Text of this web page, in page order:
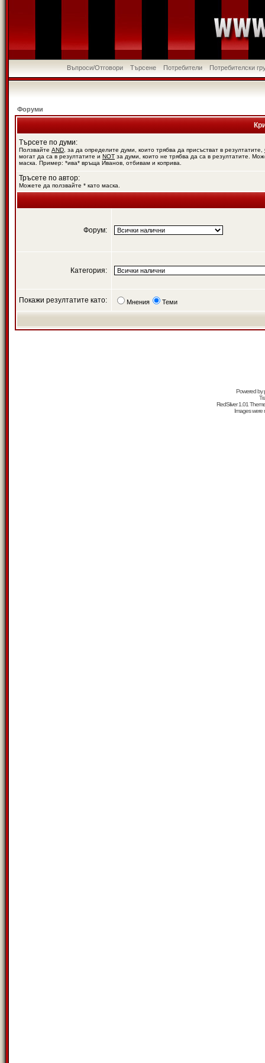
Въпроси/Отговори Търсене Потребители Потребителски
Форуми
Търсете по думи:
Ползвайте AND , за да определите думи, които трябва да присъстват в резултатите,
могат да са в резултатите и NOT за думи, които не трябва да са в резултатите.
маска. Пример: *ива* връща Иванов, отбивам и коприва.
Тръсете по автор:
Можете да ползвайте * като маска.
Форум:
Категория:
Покажи резултатите като: Мнения Теми
Powered by
RedSilver 1.01
Images were